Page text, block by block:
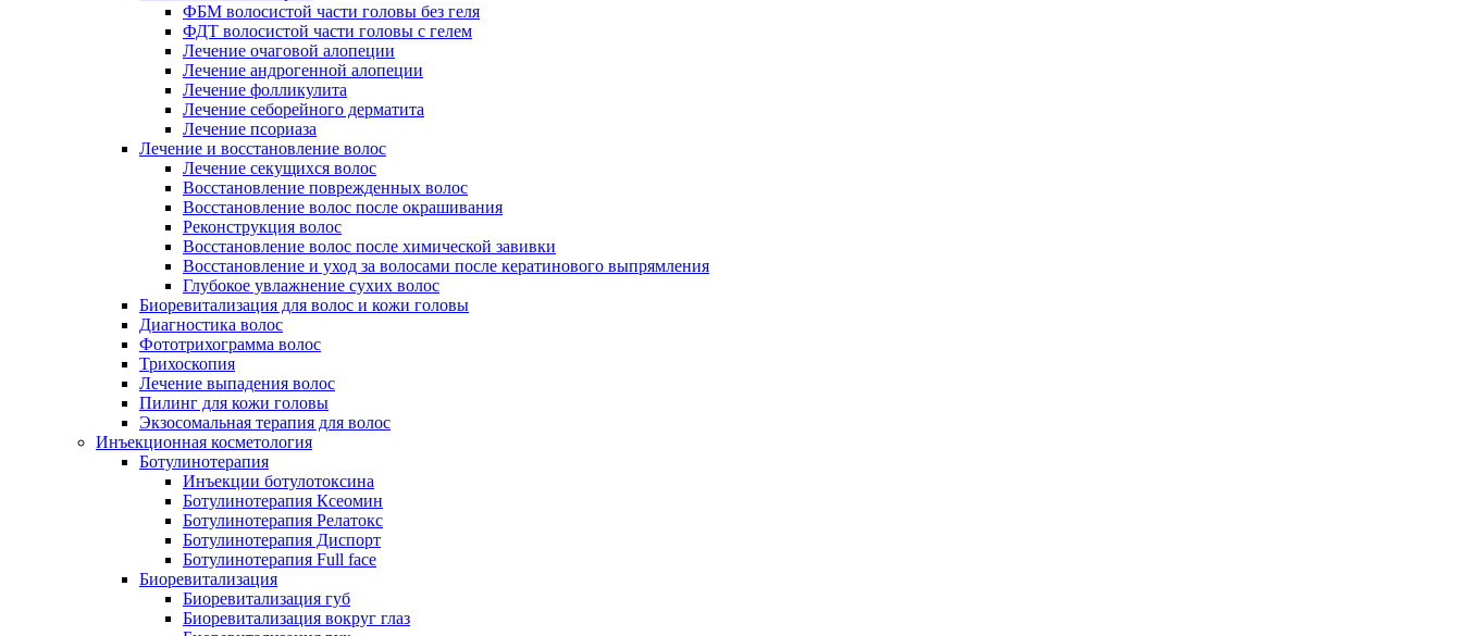
ФБМ волосистой части головы без геля
ФДТ волосистой части головы с гелем
Лечение очаговой алопеции
Лечение андрогенной алопеции
Лечение фолликулита
Лечение себорейного дерматита
Лечение псориаза
Лечение и восстановление волос
Лечение секущихся волос
Восстановление поврежденных волос
Восстановление волос после окрашивания
Реконструкция волос
Восстановление волос после химической завивки
Восстановление и уход за волосами после кератинового выпрямления
Глубокое увлажнение сухих волос
Биоревитализация для волос и кожи головы
Диагностика волос
Фототрихограмма волос
Трихоскопия
Лечение выпадения волос
Пилинг для кожи головы
Экзосомальная терапия для волос
Инъекционная косметология
Ботулинотерапия
Инъекции ботулотоксина
Ботулинотерапия Ксеомин
Ботулинотерапия Релатокс
Ботулинотерапия Диспорт
Ботулинотерапия Full face
Биоревитализация
Биоревитализация губ
Биоревитализация вокруг глаз